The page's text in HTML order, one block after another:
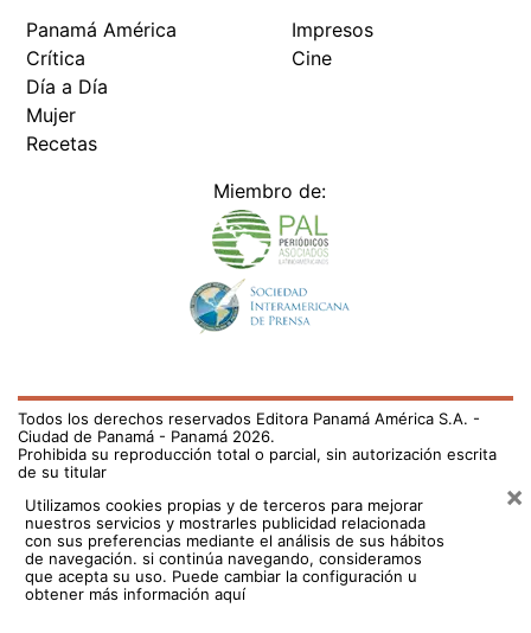
Panamá América
Crítica
Día a Día
Mujer
Recetas
Impresos
Cine
Miembro de:
Todos los derechos reservados Editora Panamá América S.A. -
Ciudad de Panamá - Panamá 2026.
Prohibida su reproducción total o parcial, sin autorización escrita
de su titular
Utilizamos cookies propias y de terceros para mejorar
nuestros servicios y mostrarles publicidad relacionada
con sus preferencias mediante el análisis de sus hábitos
de navegación. si continúa navegando, consideramos
que acepta su uso. Puede cambiar la configuración u
obtener más información aquí
×